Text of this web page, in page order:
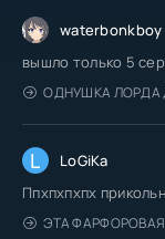
waterbonkboy
вышло только 5
ОДНУШКА ЛОРДА
L LoGiKa
Ппхпхпхпх
ЭТА